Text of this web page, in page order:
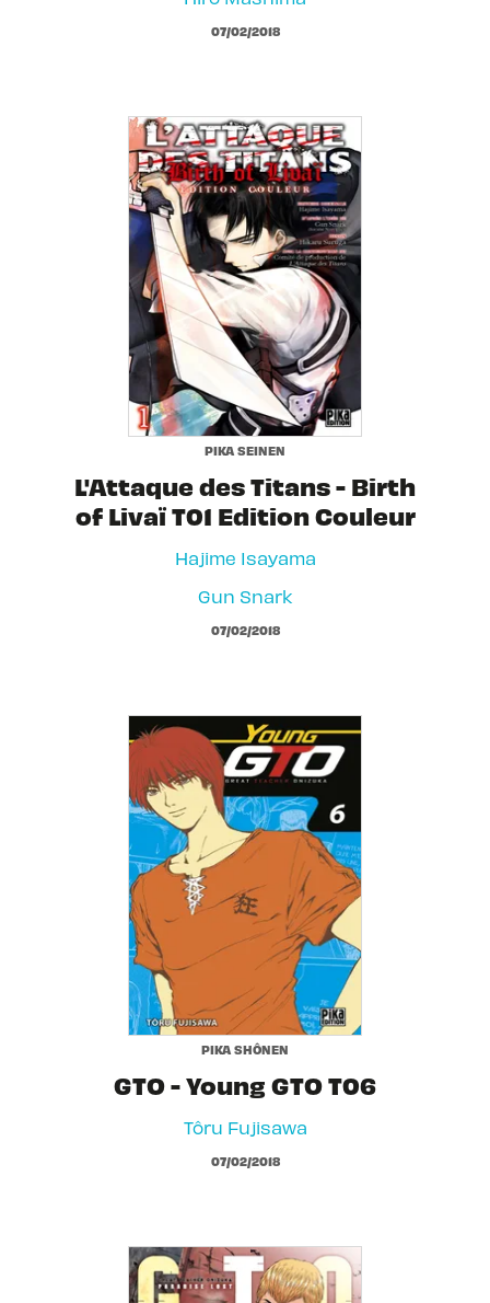
07/02/2018
PIKA SEINEN
L'Attaque des Titans - Birth
of Livaï T01 Edition Couleur
Hajime Isayama
Gun Snark
07/02/2018
PIKA SHÔNEN
GTO - Young GTO T06
Tôru Fujisawa
07/02/2018